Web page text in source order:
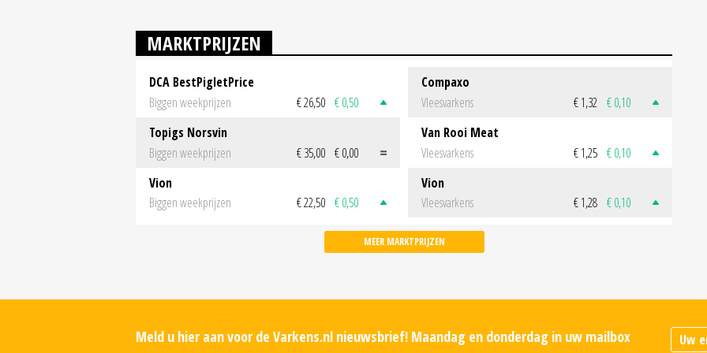
MARKTPRIJZEN
DCA BestPigletPrice
Biggen weekprijzen
€ 26,50 € 0,50
Topigs Norsvin
Biggen weekprijzen
€ 35,00 € 0,00
Vion
Biggen weekprijzen
€ 22,50 € 0,50
Compaxo
Vleesvarkens
€ 1,32 € 0,10
Van Rooi Meat
Vleesvarkens
€ 1,25 € 0,10
Vion
Vleesvarkens
€ 1,28 € 0,10
MEER MARKTPRIJZEN
Meld u hier aan voor de Varkens.nl nieuwsbrief! Maandag en donderdag in uw mailbox